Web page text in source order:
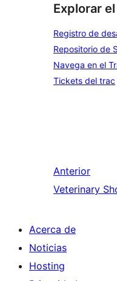
Explorar
Registro de
Repositorio de
Navega en el
Tickets del trac
Anterior
Veterinary
Acerca de
Noticias
Hosting